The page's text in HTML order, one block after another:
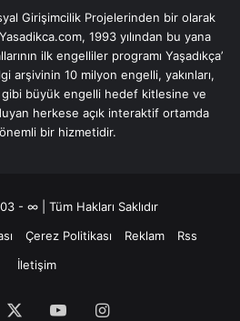
Girişimcilik Projelerinden bir olarak
1993 yılından bu yana
ilk engelliler programı Yaşadıkça’
arşivinin 10 milyon engelli, yakınları,
büyük engelli hedef kitlesine ve
herkese açık interaktif ortamda
bir hizmetidir.
- ∞ | Tüm Hakları Saklıdır
Çerez Politikası Reklam
Rss
İletişim
YouTubeInstagram